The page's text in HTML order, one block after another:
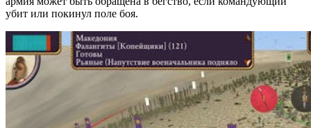
убит или покинул поле боя.